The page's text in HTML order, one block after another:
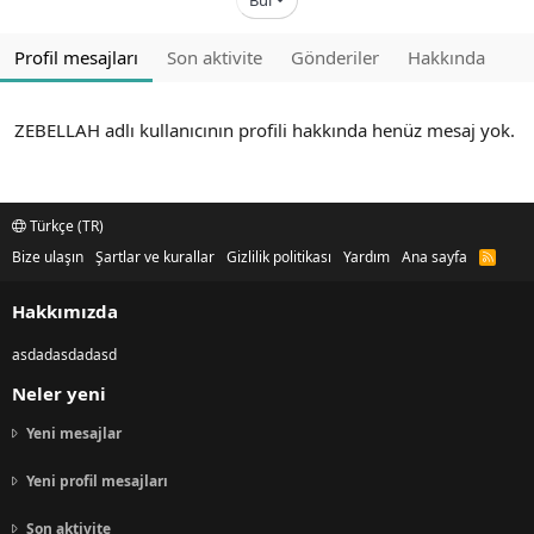
Profil mesajları Son aktivite Gönderiler Hakkında
ZEBELLAH adlı kullanıcının profili hakkında henüz mesaj yok.
Türkçe (TR)
Bize ulaşın Şartlar ve kurallar Gizlilik politikası Yardım Ana sayfa
R
Hakkımızda
asdadasdadasd
Neler yeni
Yeni mesajlar
Yeni profil mesajları
Son aktivite